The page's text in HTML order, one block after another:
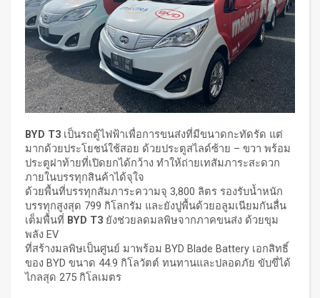
BYD T3 เป็นรถตู้ไฟฟ้าเพื่อการขนส่งที่มีขนาดกะทัดรัด แต่
มากด้วยประโยชน์ใช้สอย ด้วยประตูสไลด์ซ้าย – ขวา พร้อม
ประตูฝาท้ายที่เปิดยกได้กว้าง ทำให้ถ่ายเทสัมภาระสะดวก
ภายในบรรทุกสินค้าได้จุใจ
ด้วยพื้นที่บรรทุกสัมภาระความจุ 3,800 ลิตร รองรับน้ำหนัก
บรรทุกสูงสุด 799 กิโลกรัม และยังปูพื้นด้วยอลูมเนียมกันลื่น
เต็มพื้นที่ BYD T3 ยังช่วยลดมลพิษจากภาคขนส่ง ด้วยขุม
พลัง EV
ที่สร้างมลพิษเป็นศูนย์ มาพร้อม BYD Blade Battery เอกสิทธิ์
ของ BYD ขนาด 44.9 กิโลวัตต์ ทนทานและปลอดภัย ขับขี่ได้
ไกลสุด 275 กิโลเมตร